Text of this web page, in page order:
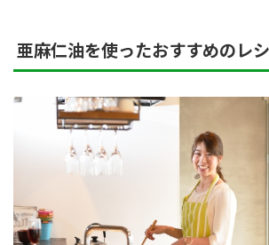
亜麻仁油を使ったおすすめのレ